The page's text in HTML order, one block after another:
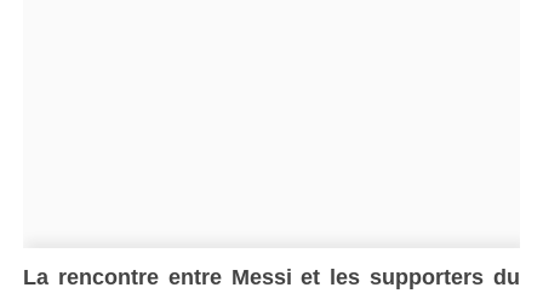
La rencontre entre Messi et les supporters du